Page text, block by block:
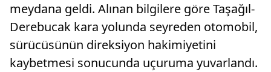
meydana geldi. Alınan bilgilere göre Taşağıl-
Derebucak kara yolunda seyreden otomobil,
sürücüsünün direksiyon hakimiyetini
kaybetmesi sonucunda uçuruma yuvarlandı.